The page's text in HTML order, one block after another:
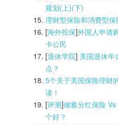
规划(上)(下)
理财型保险和消费型
[海外投保]外国人申请
卡公民
[退休学院] 美国退休年
点？
5个关于美国保险理财
读！
[评测]储蓄分红保险
个好？